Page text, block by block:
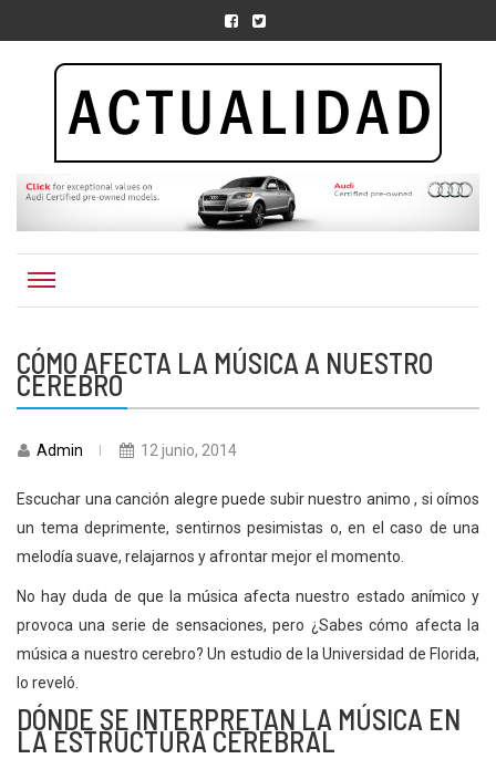
CÓMO AFECTA LA MÚSICA A NUESTRO
CEREBRO
Admin 12 junio, 2014
Escuchar una canción alegre puede subir nuestro animo , si oímos
un tema deprimente, sentirnos pesimistas o, en el caso de una
melodía suave, relajarnos y afrontar mejor el momento.
No hay duda de que la música afecta nuestro estado anímico y
provoca una serie de sensaciones, pero ¿Sabes cómo afecta la
música a nuestro cerebro? Un estudio de la Universidad de Florida,
lo reveló.
DÓNDE SE INTERPRETAN LA MÚSICA EN
LA ESTRUCTURA CEREBRAL